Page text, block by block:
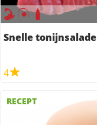
Snelle tonijnsalade
4
RECEPT